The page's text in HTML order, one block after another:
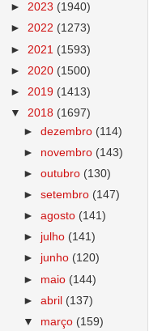
► 2023 (1940)
► 2022 (1273)
► 2021 (1593)
► 2020 (1500)
► 2019 (1413)
▼ 2018 (1697)
►dezembro (114)
► novembro (143)
►outubro (130)
►setembro (147)
►agosto (141)
► julho (141)
► junho (120)
► maio (144)
►abril (137)
▼ março (159)